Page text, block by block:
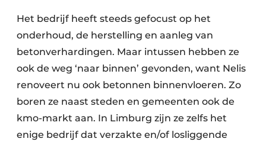
Het bedrijf heeft steeds gefocust op het
onderhoud, de herstelling en aanleg van
betonverhardingen. Maar intussen hebben ze
ook de weg ‘naar binnen’ gevonden, want Nelis
renoveert nu ook betonnen binnenvloeren. Zo
boren ze naast steden en gemeenten ook de
kmo-markt aan. In Limburg zijn ze zelfs het
enige bedrijf dat verzakte en/of losliggende